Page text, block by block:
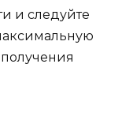
и следуйте
получения